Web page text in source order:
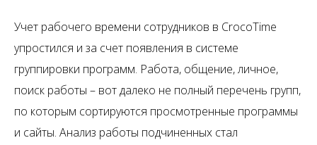
Учет рабочего времени сотрудников в CrocoTime
упростился и за счет появления в системе
группировки программ. Работа, общение, личное,
поиск работы – вот далеко не полный перечень групп,
по которым сортируются просмотренные программы
и сайты. Анализ работы подчиненных стал